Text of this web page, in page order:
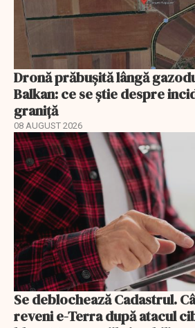
Dronă prăbușită lângă
Balkan: ce se știe despre
graniță
08 AUGUST 2026
Se deblochează Cadastrul.
reveni e-Terra după atacul